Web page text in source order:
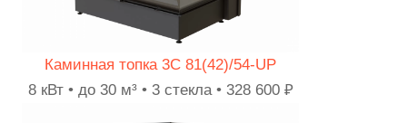
Каминная топка 3C 81(42)/54-UP
8 кВт • до 30 м³ • 3 стекла • 328 600 ₽